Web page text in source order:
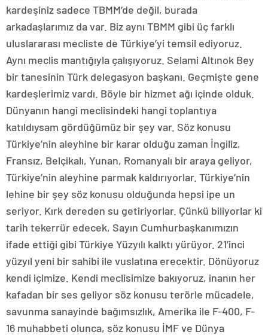
kardeşiniz sadece TBMM’de değil, burada
arkadaşlarımız da var. Biz aynı TBMM gibi üç farklı
uluslararası mecliste de Türkiye’yi temsil ediyoruz.
Aynı meclis mantığıyla çalışıyoruz. Selami Altınok Bey
bir tanesinin Türk delegasyon başkanı. Geçmişte gene
kardeşlerimiz vardı. Böyle bir hizmet ağı içinde olduk.
Dünyanın hangi meclisindeki hangi toplantıya
katıldıysam gördüğümüz bir şey var. Söz konusu
Türkiye’nin aleyhine bir karar olduğu zaman İngiliz,
Fransız, Belçikalı, Yunan, Romanyalı bir araya geliyor,
Türkiye’nin aleyhine parmak kaldırıyorlar. Türkiye’nin
lehine bir şey söz konusu olduğunda hepsi ipe un
seriyor. Kırk dereden su getiriyorlar. Çünkü biliyorlar ki
tarih tekerrür edecek, Sayın Cumhurbaşkanımızın
ifade ettiği gibi Türkiye Yüzyılı kalktı yürüyor. 21’inci
yüzyıl yeni bir sahibi ile vuslatına erecektir. Dönüyoruz
kendi içimize. Kendi meclisimize bakıyoruz, inanın her
kafadan bir ses geliyor söz konusu terörle mücadele,
savunma sanayinde bağımsızlık, Amerika ile F-400, F-
16 muhabbeti olunca, söz konusu İMF ve Dünya